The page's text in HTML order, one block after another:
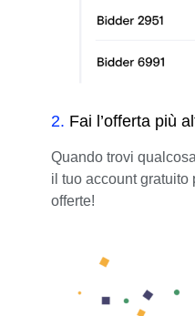
2. Fai l’offerta più
Quando trovi
il tuo account gratuito
offerte!